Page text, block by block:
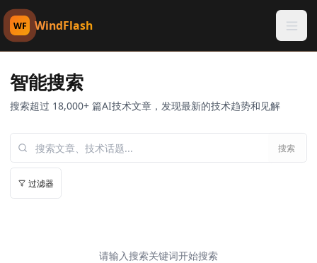
WF WindFlash
智能搜索
搜索超过 18,000+ 篇AI技术文章，发现最新的技术趋势和见解
搜索
过滤器
请输入搜索关键词开始搜索